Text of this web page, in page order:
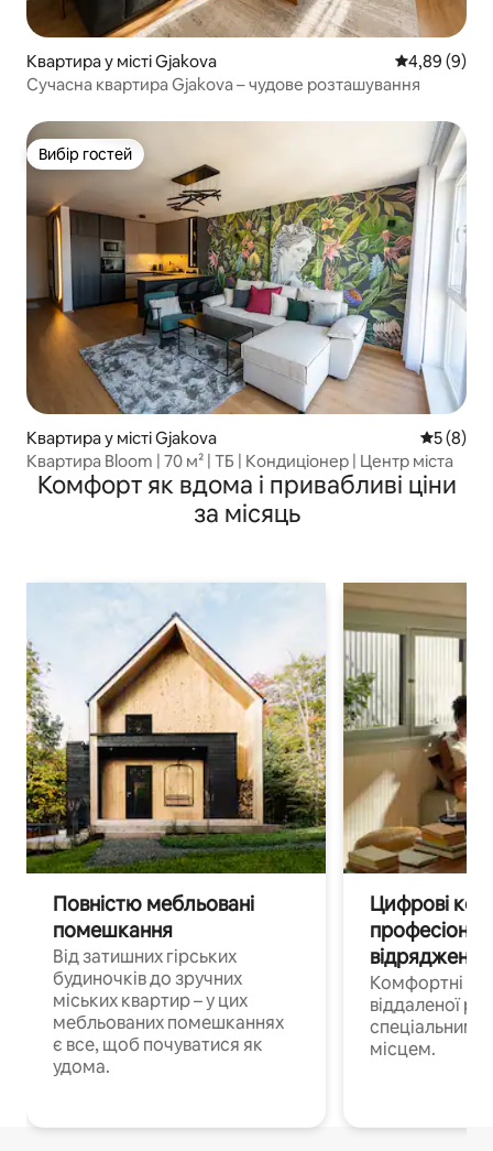
Квартира у місті Gjakova Середня
4,89 (9)
Сучасна квартира Gjakova – чудове розташування
Вибір гостей
Вибір гостей
Квартира у місті Gjakova Середня
5 (8)
Квартира Bloom | 70 м² | ТБ | Кондиціонер | Центр міста
Комфорт як вдома і привабливі ціни
за місяць
Повністю мебльовані
помешкання
Від затишних гірських
будиночків до зручних
міських квартир – у цих
мебльованих помешканнях
є все, щоб почуватися як
удома.
Цифрові
Комфортні
віддаленої
спеціальним
місцем.